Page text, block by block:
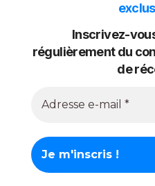
Inscrivez-
régulièrement du
de